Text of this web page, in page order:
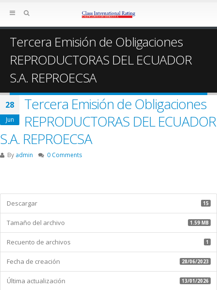
Tercera Emisión de Obligaciones
REPRODUCTORAS DEL ECUADOR
S.A. REPROECSA
28
Jun
Tercera Emisión de Obligaciones
REPRODUCTORAS DEL ECUADOR
S.A. REPROECSA
By admin 0 Comments
Descargar 15
Tamaño del archivo 1.59 MB
Recuento de archivos 1
Fecha de creación 28/06/2023
Última actualización 13/01/2026